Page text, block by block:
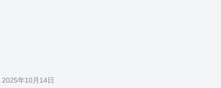
2025年10月14日